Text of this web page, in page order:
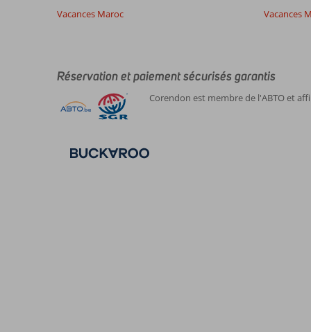
Il
de
en
français,
autre
Vacances Maroc
Vacances
Réservation et paiement sécurisés garantis
Corendon est membre de l'ABTO et